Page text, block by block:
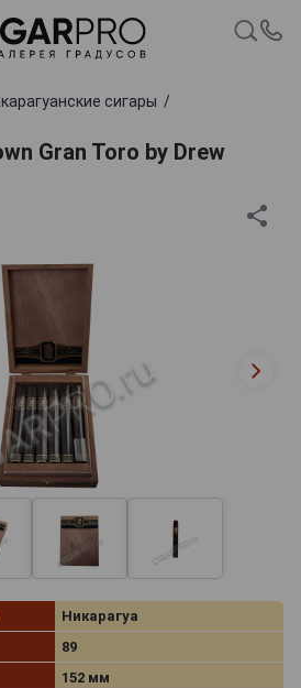
сигары
Gran Toro by Drew
Никарагуа
89
152 мм